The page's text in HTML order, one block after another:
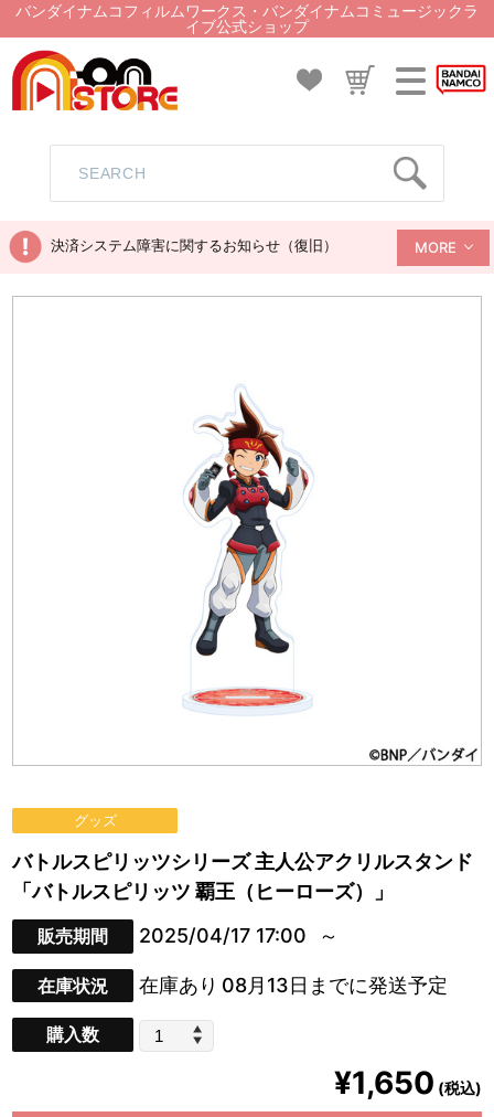
バンダイナムコフィルムワークス・バンダイナムコミュージックラ
イブ公式ショップ
決済システム障害に関するお知らせ（復旧） MORE
グッズ
バトルスピリッツシリーズ 主人公アクリルスタンド
「バトルスピリッツ 覇王（ヒーローズ）」
販売期間 2025/04/17 17:00
在庫状況 在庫あり 08月13日までに発送予定
購入数
¥1,650 (税込)